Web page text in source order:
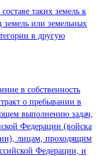
таких земель к
земель или земельных
в другую
в собственность
о пребывании в
выполнению задач,
Федерации (войска
лицам, проходящим
Федерации, и